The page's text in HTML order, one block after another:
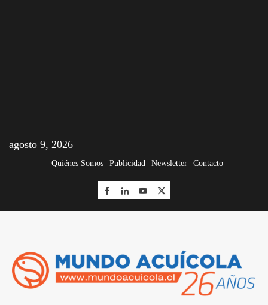
agosto 9, 2026
Quiénes Somos Publicidad Newsletter Contacto